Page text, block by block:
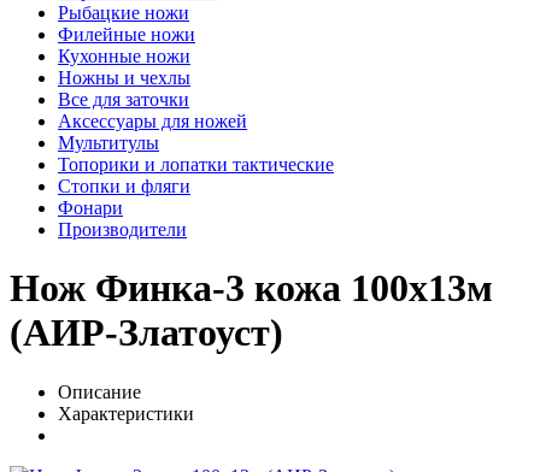
Рыбацкие ножи
Филейные ножи
Кухонные ножи
Ножны и чехлы
Все для заточки
Аксессуары для ножей
Мультитулы
Топорики и лопатки тактические
Стопки и фляги
Фонари
Производители
Нож Финка-3 кожа 100х13м
(АИР-Златоуст)
Описание
Характеристики